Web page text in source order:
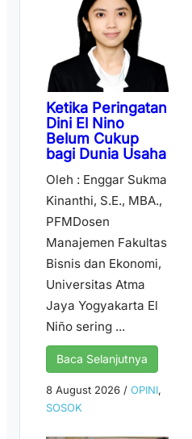
Ketika Peringatan
Dini El Nino
Belum Cukup
bagi Dunia Usaha
Oleh : Enggar Sukma
Kinanthi, S.E., MBA.,
PFMDosen
Manajemen Fakultas
Bisnis dan Ekonomi,
Universitas Atma
Jaya Yogyakarta El
Niño sering ...
Baca Selanjutnya
8 August 2026 / OPINI,
SOSOK